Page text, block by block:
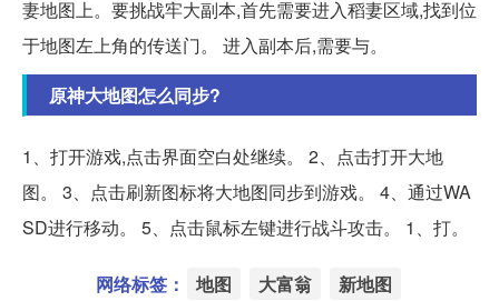
妻地图上。要挑战牢大副本,首先需要进入稻妻区域,找到位
于地图左上角的传送门。 进入副本后,需要与。
原神大地图怎么同步?
1、打开游戏,点击界面空白处继续。 2、点击打开大地
图。 3、点击刷新图标将大地图同步到游戏。 4、通过WA
SD进行移动。 5、点击鼠标左键进行战斗攻击。 1、打。
网络标签： 地图 大富翁 新地图